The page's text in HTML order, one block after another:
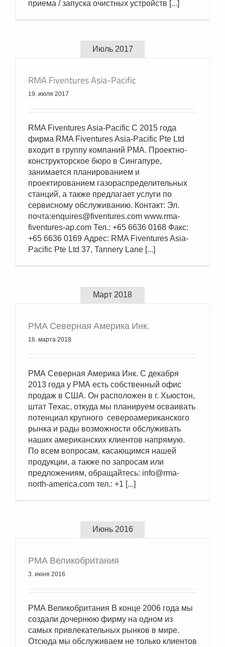
приема / запуска очистных устройств [...]
Июль 2017
RMA Fiventures Asia-Pacific
19. июля 2017
RMA Fiventures Asia-Pacific С 2015 года
фирма RMA Fiventures Asia-Pacific Pte Ltd
входит в группу компаний РМА. Проектно-
конструкторское бюро в Сингапуре,
занимается планированием и
проектированием газораспределительных
станций, а также предлагает услуги по
сервисному обслуживанию. Контакт: Эл.
почта:enquires@fiventures.com www.rma-
fiventures-ap.com Тел.: +65 6636 0168 Факс:
+65 6636 0169 Адрес: RMA Fiventures Asia-
Pacific Pte Ltd 37, Tannery Lane [...]
Март 2018
РМА Северная Америка Инк.
16. марта 2018
РМА Северная Америка Инк. С декабря
2013 года у РМА есть собственный офис
продаж в США. Он расположен в г. Хьюстон,
штат Техас, откуда мы планируем осваивать
потенциал крупного североамериканского
рынка и рады возможности обслуживать
наших американских клиентов напрямую.
По всем вопросам, касающимся нашей
продукции, а также по запросам или
предложениям, обращайтесь: info@rma-
north-america.com тел.: +1 [...]
Июнь 2016
РМА Великобритания
3. июня 2016
РМА Великобритания В конце 2006 года мы
создали дочернюю фирму на одном из
самых привлекательных рынков в мире.
Отсюда мы обслуживаем не только клиентов